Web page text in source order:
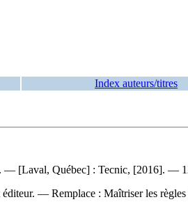
Index auteurs/titres
— [Laval, Québec] : Tecnic, [2016]. —
éditeur. — Remplace : Maîtriser les